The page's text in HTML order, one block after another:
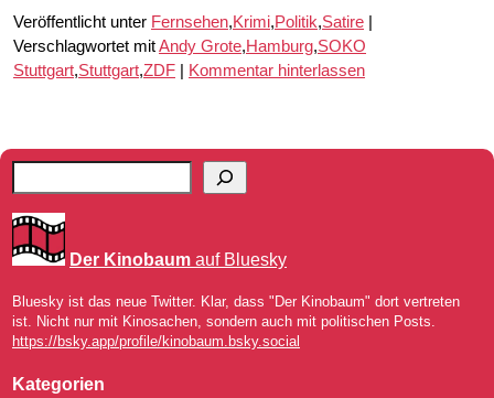
Veröffentlicht unter Fernsehen,Krimi,Politik,Satire
Verschlagwortet mitAndy Grote,Hamburg,SOKO
Stuttgart,Stuttgart,ZDF Kommentar hinterlassen
Der Kinobaum auf Bluesky
Bluesky ist das neue Twitter. Klar, dass "Der Kinobaum" dort vertreten
ist. Nicht nur mit Kinosachen, sondern auch mit politischen Posts.
https://bsky.app/profile/kinobaum.bsky.social
Kategorien